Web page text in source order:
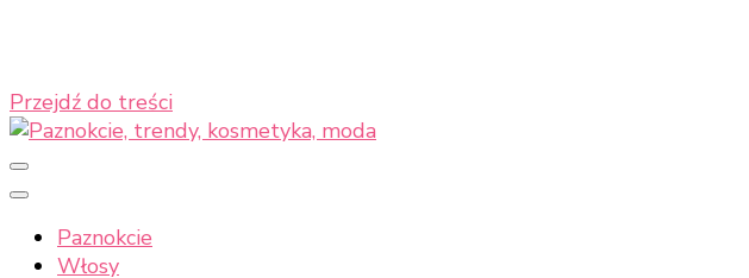
Przejdź do treści
Paznokcie, trendy, kosmetyka, moda
Paznokcie
Włosy